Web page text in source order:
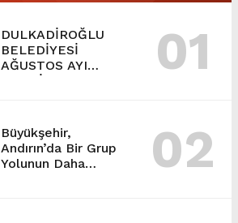
DULKADİROĞLU
BELEDİYESİ
AĞUSTOS AYI
MECLİS TOPLANTISI
01
Büyükşehir,
Andırın’da Bir Grup
Yolunun Daha
02